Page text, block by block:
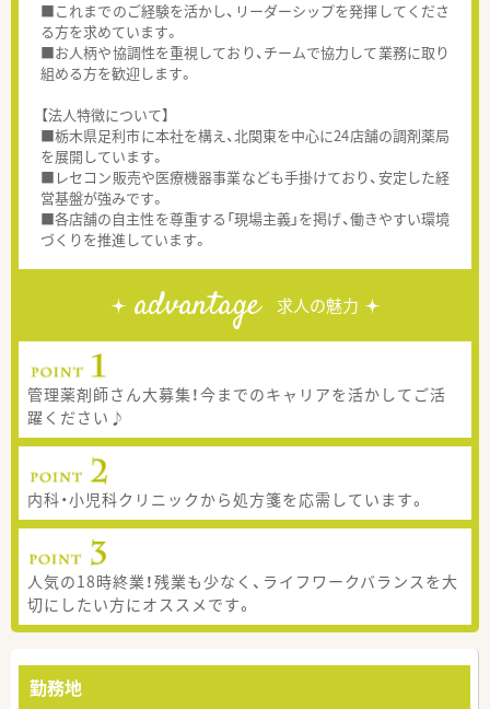
■これまでのご経験を活かし、リーダーシップを発揮してくださ
る方を求めています。
■お人柄や協調性を重視しており、チームで協力して業務に取り
組める方を歓迎します。
【法人特徴について】
■栃木県足利市に本社を構え、北関東を中心に24店舗の調剤薬局
を展開しています。
■レセコン販売や医療機器事業なども手掛けており、安定した経
営基盤が強みです。
■各店舗の自主性を尊重する「現場主義」を掲げ、働きやすい環境
づくりを推進しています。
advantage 求人の魅力
管理薬剤師さん大募集！今までのキャリアを活かしてご活
躍ください♪
内科・小児科クリニックから処方箋を応需しています。
人気の18時終業！残業も少なく、ライフワークバランスを大
切にしたい方にオススメです。
勤務地